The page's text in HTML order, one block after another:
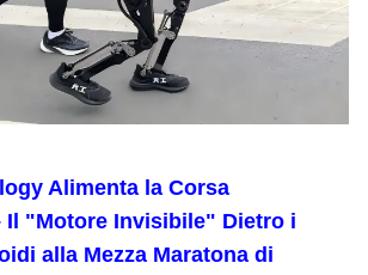
Alimenta la Corsa
Il "Motore Invisibile" Dietro i
alla Mezza Maratona di